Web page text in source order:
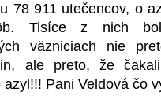
78 911 utečencov, o
Tisíce z nich
väzniciach nie
ale preto, že
azyl!!! Pani Veldová čo